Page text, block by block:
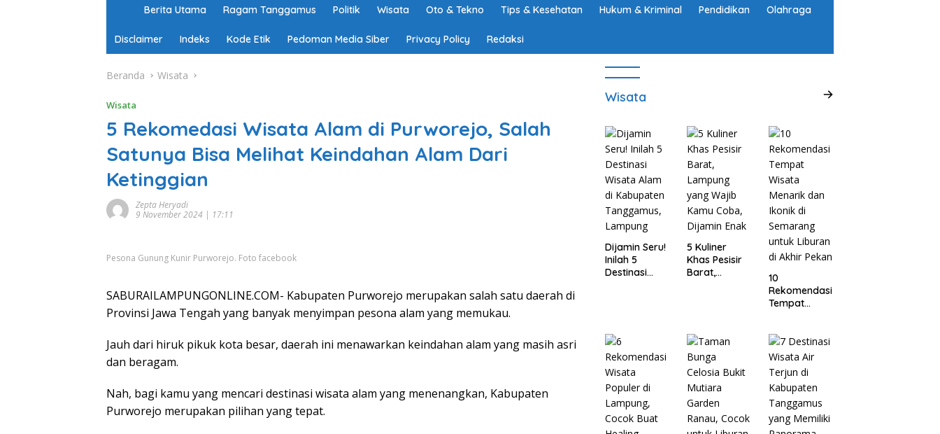
m
e
Berita Utama Ragam Tanggamus Politik Wisata Oto & Tekno Tips & Kesehatan Hukum & Kriminal Pendidikan Olahraga
Disclaimer Indeks Kode Etik Pedoman Media Siber Privacy Policy Redaksi
Beranda Wisata
Wisata
5 Rekomedasi Wisata Alam di Purworejo, Salah
Satunya Bisa Melihat Keindahan Alam Dari
Ketinggian
Zepta Heryadi
9 November 2024 | 17:11
Pesona Gunung Kunir Purworejo. Foto facebook
SABURAILAMPUNGONLINE.COM- Kabupaten Purworejo merupakan salah satu daerah di
Provinsi Jawa Tengah yang banyak menyimpan pesona alam yang memukau.
Jauh dari hiruk pikuk kota besar, daerah ini menawarkan keindahan alam yang masih asri
dan beragam.
Nah, bagi kamu yang mencari destinasi wisata alam yang menenangkan, Kabupaten
Purworejo merupakan pilihan yang tepat.
Wisata
Dijamin Seru!
Inilah 5
Destinasi
5 Kuliner
Khas Pesisir
Barat,
10
Rekomendasi
Tempat
Ikonik di
Semarang
untuk Liburan
di Akhir
Pekan